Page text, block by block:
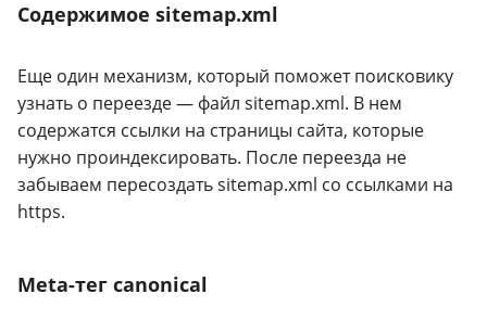
Содержимое sitemap.xml
Еще один механизм, который поможет поисковику
узнать о переезде — файл sitemap.xml. В нем
содержатся ссылки на страницы сайта, которые
нужно проиндексировать. После переезда не
забываем пересоздать sitemap.xml cо ссылками на
https.
Meta-тег canonical